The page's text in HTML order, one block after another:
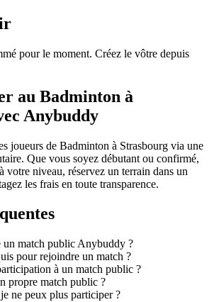
pour le moment. Créez le vôtre depuis
au Badminton à
Anybuddy
joueurs de Badminton à Strasbourg via une
Que vous soyez débutant ou confirmé,
votre niveau, réservez un terrain dans un
les frais en toute transparence.
un match public Anybuddy ?
pour rejoindre un match ?
à un match public ?
propre match public ?
ne peux plus participer ?